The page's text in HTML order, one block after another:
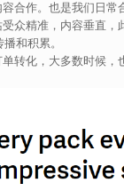
合作。也是我们日常
众精准，内容垂直
和积累。
转化，大多数时候